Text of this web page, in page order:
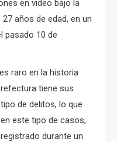
en video bajo la
años de edad, en un
pasado 10 de
raro en la historia
tiene sus
de delitos, lo que
este tipo de casos,
durante un